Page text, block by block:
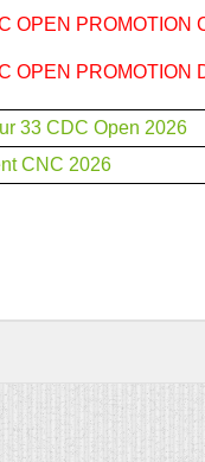
OPEN PROMOTION
OPEN PROMOTION
33 CDC Open 2026
CNC 2026